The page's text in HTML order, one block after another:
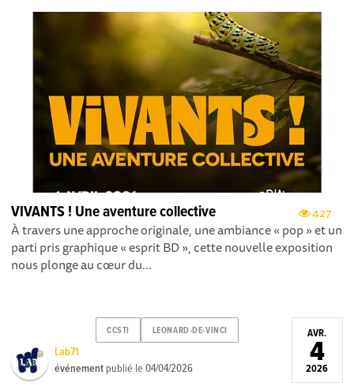
427
VIVANTS ! Une aventure collective
À travers une approche originale, une ambiance « pop » et un
parti pris graphique « esprit BD », cette nouvelle exposition
nous plonge au cœur du...
CCSTI LEONARD-DE-VINCI
Lab71
événement publié le04/04/2026
AVR.
4
2026